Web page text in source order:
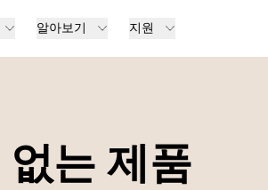
알아보기 지원
는 제품